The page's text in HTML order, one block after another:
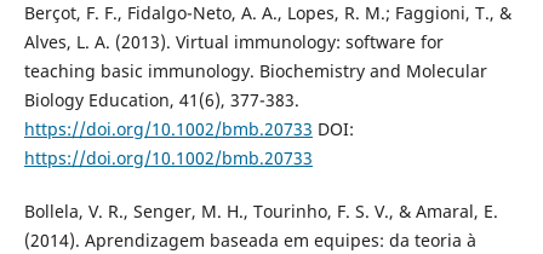
Berçot, F. F., Fidalgo-Neto, A. A., Lopes, R. M.; Faggioni, T., &
Alves, L. A. (2013). Virtual immunology: software for
teaching basic immunology. Biochemistry and Molecular
Biology Education, 41(6), 377-383.
https://doi.org/10.1002/bmb.20733 DOI:
https://doi.org/10.1002/bmb.20733
Bollela, V. R., Senger, M. H., Tourinho, F. S. V., & Amaral, E.
(2014). Aprendizagem baseada em equipes: da teoria à